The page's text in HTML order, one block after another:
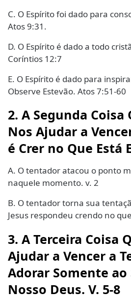
C. O Espírito foi dado para
Atos 9:31.
D. O Espírito é dado a todo
Coríntios 12:7
E. O Espírito é dado para
Observe Estevão. Atos 7:51-60
2. A Segunda Coisa
Nos Ajudar a
é Crer no Que Está
A. O tentador atacou o ponto
naquele momento. v. 2
B. O tentador torna sua
Jesus respondeu crendo no
3. A Terceira Coisa
Ajudar a Vencer a
Adorar Somente ao
Nosso Deus. V. 5-8